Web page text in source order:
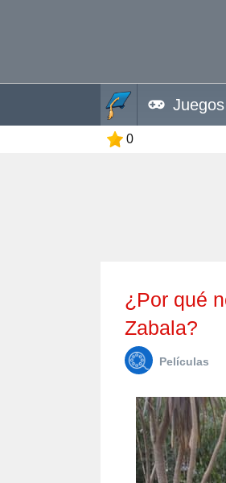
Juegos
0
¿Por qué nombre es mejor conocida la actriz Graciela
Zabala?
Películas